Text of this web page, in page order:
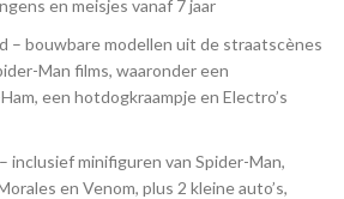
en meisjes vanaf 7 jaar
– bouwbare modellen uit de straatscènes
Man films, waaronder een
een hotdogkraampje en Electro’s
inclusief minifiguren van Spider-Man,
en Venom, plus 2 kleine auto’s,